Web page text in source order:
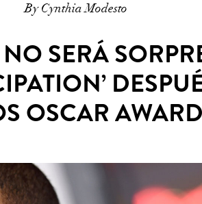
By Cynthia Modesto
SERÁ
OSCAR